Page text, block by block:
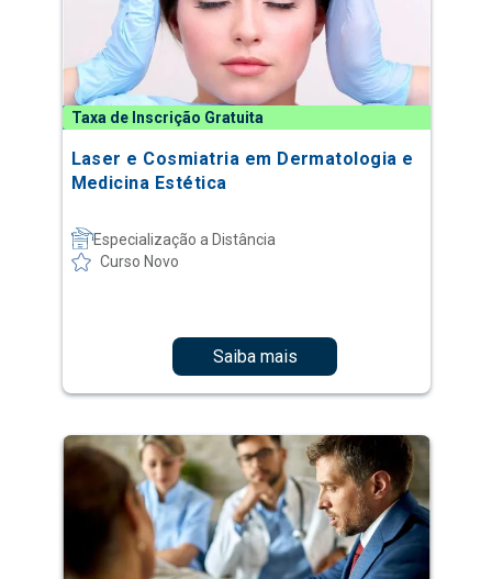
Taxa de Inscrição Gratuita
Laser e Cosmiatria em Dermatologia e
Medicina Estética
Especialização a Distância
Curso Novo
Saiba mais